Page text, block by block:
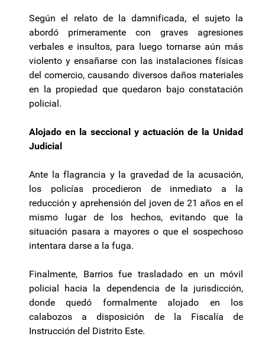
Según el relato de la damnificada, el sujeto la
abordó primeramente con graves agresiones
verbales e insultos, para luego tornarse aún más
violento y ensañarse con las instalaciones físicas
del comercio, causando diversos daños materiales
en la propiedad que quedaron bajo constatación
policial.
Alojado en la seccional y actuación de la Unidad
Judicial
Ante la flagrancia y la gravedad de la acusación,
los policías procedieron de inmediato a la
reducción y aprehensión del joven de 21 años en el
mismo lugar de los hechos, evitando que la
situación pasara a mayores o que el sospechoso
intentara darse a la fuga.
Finalmente, Barrios fue trasladado en un móvil
policial hacia la dependencia de la jurisdicción,
donde quedó formalmente alojado en los
calabozos a disposición de la Fiscalía de
Instrucción del Distrito Este.